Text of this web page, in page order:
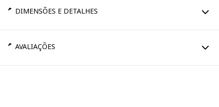
DIMENSÕES E DETALHES
AVALIAÇÕES